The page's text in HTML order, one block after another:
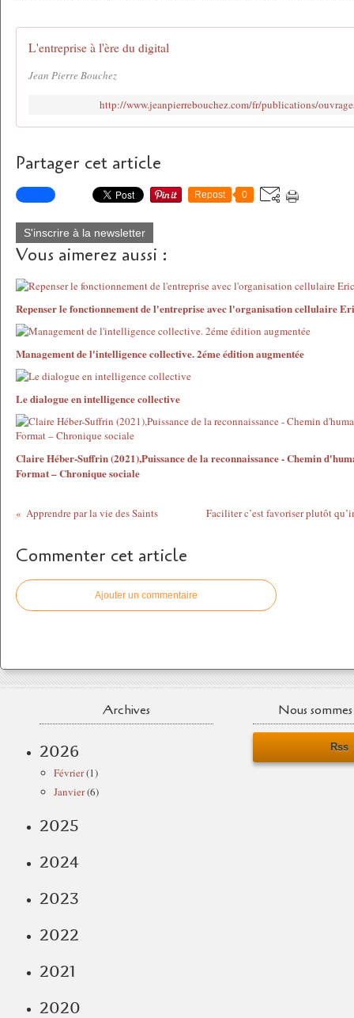
L'entreprise à l'ère du digital
Jean Pierre Bouchez
http://www.jeanpierrebouchez.com/fr/publications/
Partager cet article
Repost 0
S'inscrire à la newsletter
Vous aimerez aussi :
Repenser le fonctionnement de l'entreprise avec l'organisation cellulaire
Management de l'intelligence collective. 2éme édition augmentée
Le dialogue en intelligence collective
Claire Héber-Suffrin (2021),Puissance de la reconnaissance - Chemin
Format – Chronique sociale
Apprendre par la vie des Saints Faciliter c’est favoriser plutôt
Commenter cet article
Ajouter un commentaire
Archives
2026
Février(1)
Janvier(6)
2025
2024
2023
2022
2021
2020
Nous
Rss